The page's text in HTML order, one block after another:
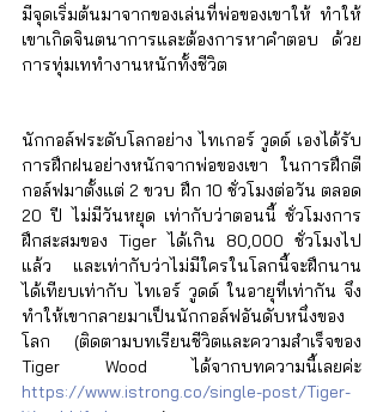
มีจุดเริ่มต้นมาจากของเล่นที่พ่อของเขาให้ ทำให้
เขาเกิดจินตนาการและต้องการหาคำตอบ ด้วย
การทุ่มเททำงานหนักทั้งชีวิต
นักกอล์ฟระดับโลกอย่าง ไทเกอร์ วูดด์ เองได้รับ
การฝึกฝนอย่างหนักจากพ่อของเขา ในการฝึกตี
กอล์ฟมาตั้งแต่ 2 ขวบ ฝึก 10 ชั่วโมงต่อวัน ตลอด
20 ปี ไม่มีวันหยุด เท่ากับว่าตอนนี้ ชั่วโมงการ
ฝึกสะสมของ Tiger ได้เกิน 80,000 ชั่วโมงไป
แล้ว และเท่ากับว่าไม่มีใครในโลกนี้จะฝึกนาน
ได้เทียบเท่ากับ ไทเอร์ วูดด์ ในอายุที่เท่ากัน จึง
ทำให้เขากลายมาเป็นนักกอล์ฟอันดับหนึ่งของ
โลก (ติดตามบทเรียนชีวิตและความสำเร็จของ
https://www.istrong.co/single-post/Tiger-